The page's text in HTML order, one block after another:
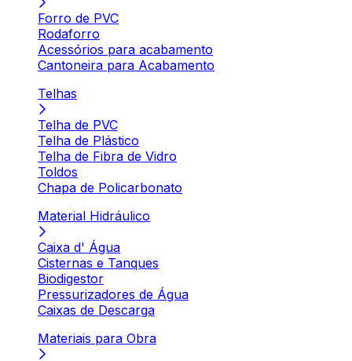
Forro de PVC
Rodaforro
Acessórios para acabamento
Cantoneira para Acabamento
Telhas
Telha de PVC
Telha de Plástico
Telha de Fibra de Vidro
Toldos
Chapa de Policarbonato
Material Hidráulico
Caixa d' Água
Cisternas e Tanques
Biodigestor
Pressurizadores de Água
Caixas de Descarga
Materiais para Obra